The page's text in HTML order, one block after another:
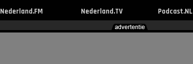
Nederland.FM Nederland.TV Podcast.NL